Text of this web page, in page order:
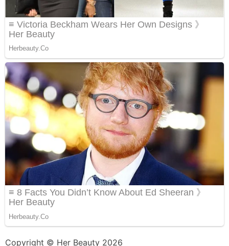
Copyright © Her Beauty 2026